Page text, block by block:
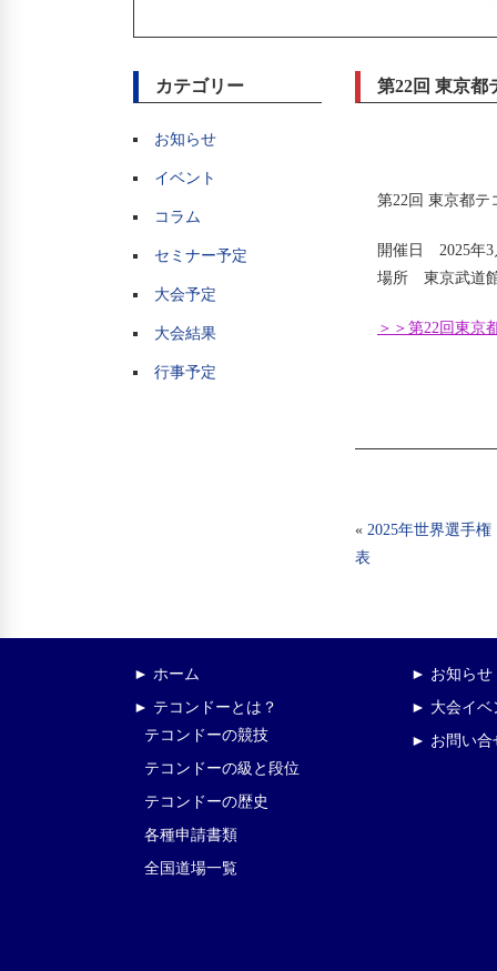
カテゴリー
お知らせ
イベント
コラム
セミナー予定
大会予定
大会結果
行事予定
第22回 東京都
第22回 東京都テ
開催日 2025年
場所 東京武道
＞＞第22回東京
« 2025年世界選手
表
► ホーム
► テコンドーとは？
テコンドーの競技
テコンドーの級と段位
テコンドーの歴史
各種申請書類
全国道場一覧
► お知らせ
► 大会イベ
► お問い合